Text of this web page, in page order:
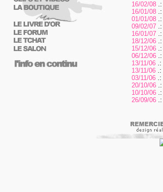
16/02/08 .:
16/01/08 .:
01/01/08 .:
09/02/07 .:
16/01/07 .:
18/12/06 .:
15/12/06 .:
06/12/06 .:
13/11/06 .:
13/11/06 .:
03/11/06 .:
20/10/06 .:
10/10/06 .:
26/09/06 .: